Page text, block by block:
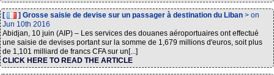
[ ] Grosse saisie de devise sur un passager à destination du Liban > on
Jun 10th 2016
Abidjan, 10 juin (AIP) – Les services des douanes aéroportuaires ont effectué
une saisie de devises portant sur la somme de 1,679 millions d'euros, soit plus
de 1,101 milliard de francs CFA sur un[...]
CLICK HERE TO READ THE ARTICLE